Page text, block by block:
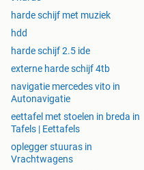
harde schijf met muziek
hdd
harde schijf 2.5 ide
externe harde schijf 4tb
navigatie mercedes vito in
Autonavigatie
eettafel met stoelen in breda in
Tafels | Eettafels
oplegger stuuras in
Vrachtwagens